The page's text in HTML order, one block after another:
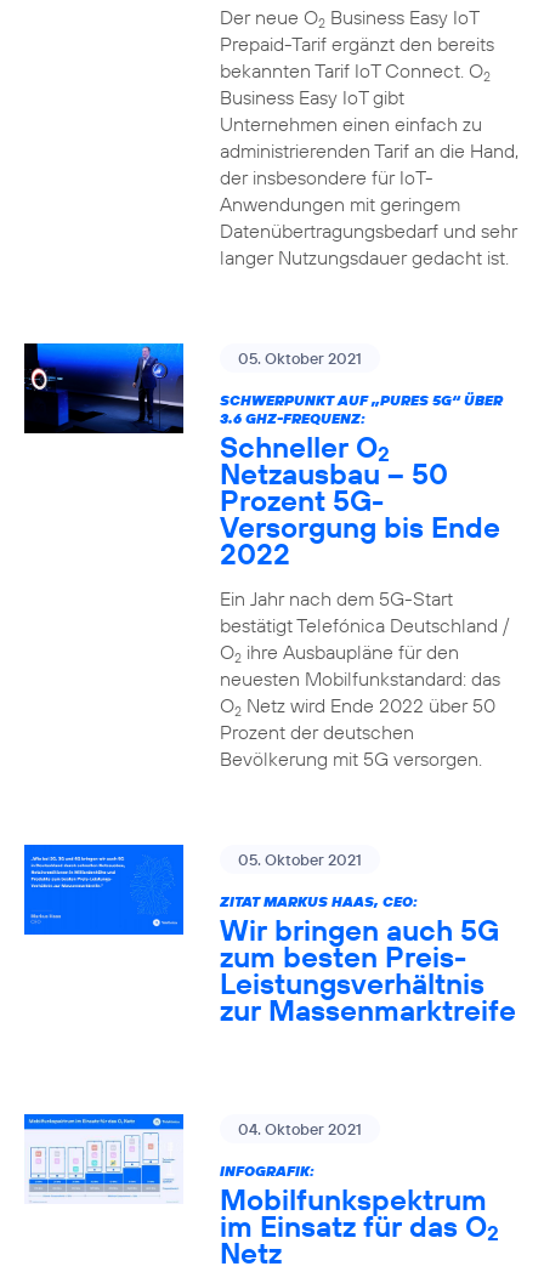
Der neue O2Business Easy IoT
Prepaid-Tarif ergänzt den bereits
bekannten Tarif IoT Connect. O2
Business Easy IoT gibt
Unternehmen einen einfach zu
administrierenden Tarif an die Hand,
der insbesondere für IoT-
Anwendungen mit geringem
Datenübertragungsbedarf und sehr
langer Nutzungsdauer gedacht ist.
05. Oktober 2021
SCHWERPUNKT AUF „PURES 5G“ ÜBER
3.6 GHZ-FREQUENZ:
Schneller O2
Netzausbau – 50
Prozent 5G-
Versorgung bis Ende
2022
Ein Jahr nach dem 5G-Start
bestätigt Telefónica Deutschland /
O2ihre Ausbaupläne für den
neuesten Mobilfunkstandard: das
O2Netz wird Ende 2022 über 50
Prozent der deutschen
Bevölkerung mit 5G versorgen.
05. Oktober 2021
ZITAT MARKUS HAAS, CEO:
Wir bringen auch 5G
zum besten Preis-
Leistungsverhältnis
zur Massenmarktreife
04. Oktober 2021
INFOGRAFIK:
Mobilfunkspektrum
im Einsatz für das O2
Netz